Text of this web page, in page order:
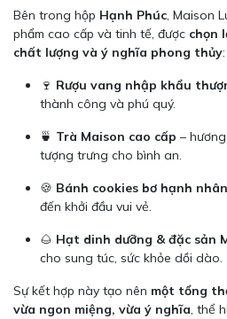
Bên trong hộp Hạnh Phúc, Maison
phẩm cao cấp và tinh tế, được chọn
chất lượng và ý nghĩa phong thủy:
🍷 Rượu vang nhập khẩu
thành công và phú quý.
🍵 Trà Maison cao cấp –
tượng trưng cho bình an.
🍪 Bánh cookies bơ hạnh nhân
đến khởi đầu vui vẻ.
🌰 Hạt dinh dưỡng & đặc sản
cho sung túc, sức khỏe dồi dào.
Sự kết hợp này tạo nên một tổng
vừa ngon miệng, vừa ý nghĩa, thể